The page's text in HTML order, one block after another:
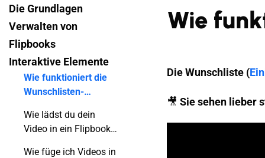
Die Grundlagen
Verwalten von
Flipbooks
Interaktive Elemente
Wie funktioniert die
Wunschlisten-
Wie lädst du dein
Video in ein Flipbook
Wie füge ich Videos in
Wie
Die Wunschliste (
🎥 Sie sehen lieber